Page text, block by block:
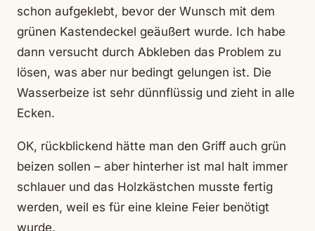
schon aufgeklebt, bevor der Wunsch mit dem
grünen Kastendeckel geäußert wurde. Ich habe
dann versucht durch Abkleben das Problem zu
lösen, was aber nur bedingt gelungen ist. Die
Wasserbeize ist sehr dünnflüssig und zieht in alle
Ecken.
OK, rückblickend hätte man den Griff auch grün
beizen sollen – aber hinterher ist mal halt immer
schlauer und das Holzkästchen musste fertig
werden, weil es für eine kleine Feier benötigt
wurde.